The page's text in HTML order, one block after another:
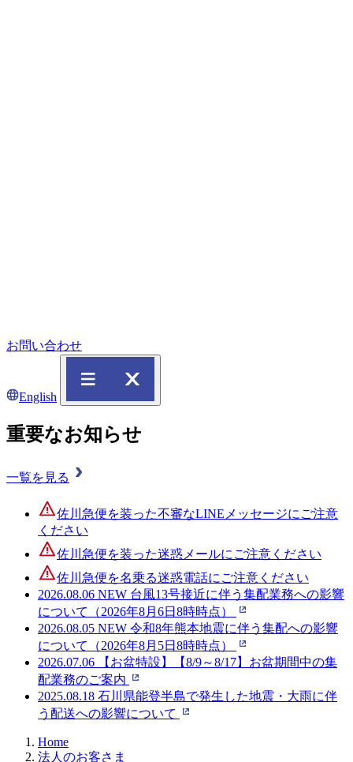
お問い合わせ
English
重要なお知らせ
一覧を見る
佐川急便を装った不審なLINEメッセージにご注意
ください
佐川急便を装った迷惑メールにご注意ください
佐川急便を名乗る迷惑電話にご注意ください
2026.08.06 NEW 台風13号接近に伴う集配業務への影響
について（2026年8月6日8時時点）
2026.08.05 NEW 令和8年熊本地震に伴う集配への影響
について（2026年8月5日8時時点）
2026.07.06
【お盆特設】【8/9～8/17】お盆期間中の集
配業務のご案内
2025.08.18 石川県能登半島で発生した地震・大雨に伴
う配送への影響について
Home
法人のお客さま